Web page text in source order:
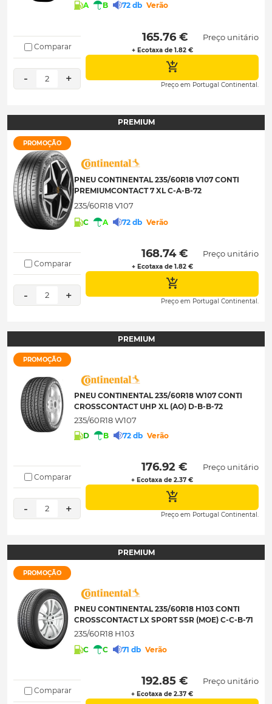
A B 72 db Verão
Comparar
- 2 +
165.76 €
+ Ecotaxa de 1.82 €
Preço unitário
Preço em Portugal Continental.
PREMIUM
PROMOÇÃO
PNEU CONTINENTAL 235/60R18 V107 CONTI
PREMIUMCONTACT 7 XL C-A-B-72
235/60R18 V107
C A 72 db Verão
Comparar
- 2 +
168.74 €
+ Ecotaxa de 1.82 €
Preço unitário
Preço em Portugal Continental.
PREMIUM
PROMOÇÃO
PNEU CONTINENTAL 235/60R18 W107 CONTI
CROSSCONTACT UHP XL (AO) D-B-B-72
235/60R18 W107
D B 72 db Verão
Comparar
- 2 +
176.92 €
+ Ecotaxa de 2.37 €
Preço unitário
Preço em Portugal Continental.
PREMIUM
PROMOÇÃO
PNEU CONTINENTAL 235/60R18 H103 CONTI
CROSSCONTACT LX SPORT SSR (MOE) C-C-B-71
235/60R18 H103
C C 71 db Verão
Comparar
192.85 €
+ Ecotaxa de 2.37 €
Preço unitário